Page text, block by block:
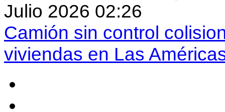
Julio 2026 02:26
Camión sin control
viviendas en Las